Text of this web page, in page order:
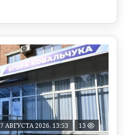
7 АВГУСТА 2026, 13:53 13